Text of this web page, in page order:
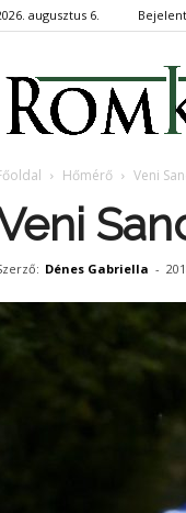
augusztus 6.
Hőmérő Veni
Dénes Gabriella -